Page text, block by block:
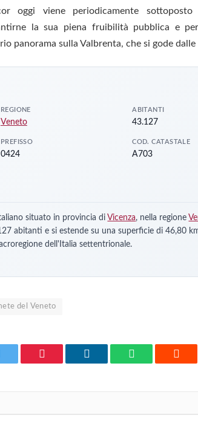
oggi viene periodicamente
la sua piena fruibilità pubblica e
panorama sulla Valbrenta, che si gode dalle
REGIONE
Veneto
ABITANTI
43.127
PREFISSO
0424
COD. CATASTALE
A703
situato in provincia di Vicenza, nella regione
abitanti e si estende su una superficie di 46,80
dell'Italia settentrionale.
del Veneto
Pinterest LinkedIn WhatsApp